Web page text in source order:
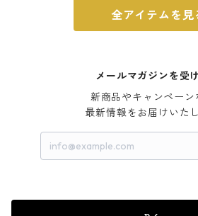
全アイテムを見
メールマガジンを受
新商品やキャンペーン
最新情報をお届けいたし